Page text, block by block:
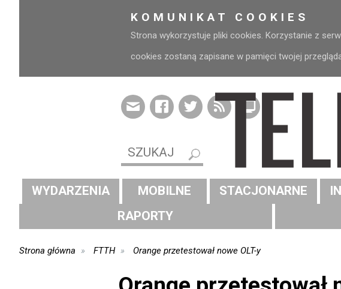
KOMUNIKAT COOKIES
Strona wykorzystuje pliki cookies. Korzystanie z
cookies zostaną zapisane w pamięci twojej
WYDARZENIA MOBILNE STACJONARNE
RAPORTY
Strona główna FTTH Orange przetestował nowe OLT-y